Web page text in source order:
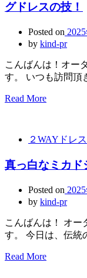
グドレスの技！
Posted on
by kind-pr
こんばんは！オー
す。 いつも訪問
Read More
２WAYドレ
真っ白なミカド
Posted on
by kind-pr
こんばんは！ オー
す。 今日は、伝
Read More